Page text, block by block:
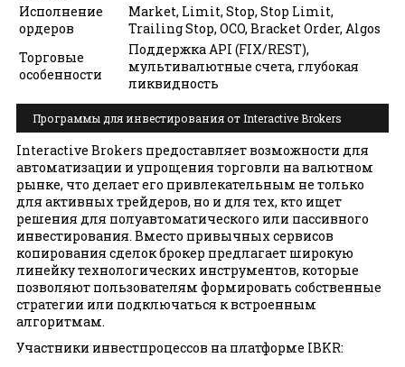
Исполнение
ордеров
Market, Limit, Stop, Stop Limit,
Trailing Stop, OCO, Bracket Order, Algos
Торговые
особенности
Поддержка API (FIX/REST),
мультивалютные счета, глубокая
ликвидность
Программы для инвестирования от Interactive Brokers
Interactive Brokers предоставляет возможности для
автоматизации и упрощения торговли на валютном
рынке, что делает его привлекательным не только
для активных трейдеров, но и для тех, кто ищет
решения для полуавтоматического или пассивного
инвестирования. Вместо привычных сервисов
копирования сделок брокер предлагает широкую
линейку технологических инструментов, которые
позволяют пользователям формировать собственные
стратегии или подключаться к встроенным
алгоритмам.
Участники инвестпроцессов на платформе IBKR: